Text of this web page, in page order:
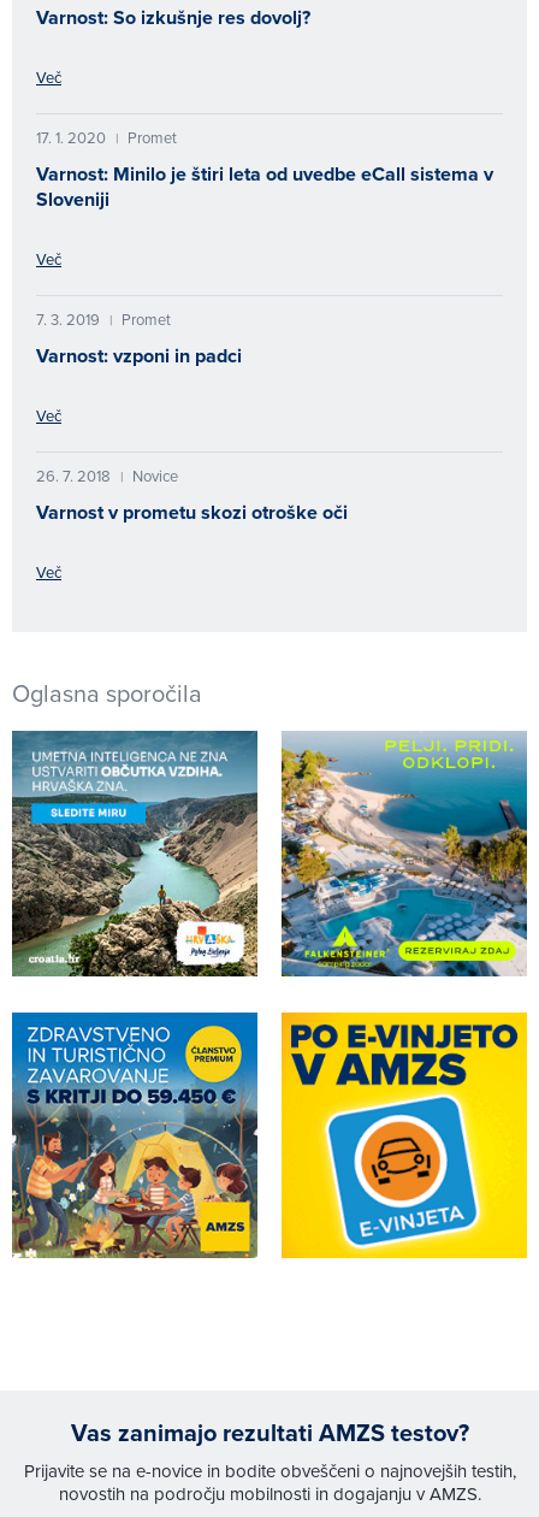
Varnost: So izkušnje res dovolj?
Več
17. 1. 2020 | Promet
Varnost: Minilo je štiri leta od uvedbe eCall sistema v
Sloveniji
Več
7. 3. 2019 | Promet
Varnost: vzponi in padci
Več
26. 7. 2018 | Novice
Varnost v prometu skozi otroške oči
Več
Oglasna sporočila
Vas zanimajo rezultati AMZS testov?
Prijavite se na e-novice in bodite obveščeni o najnovejših testih,
novostih na področju mobilnosti in dogajanju v AMZS.